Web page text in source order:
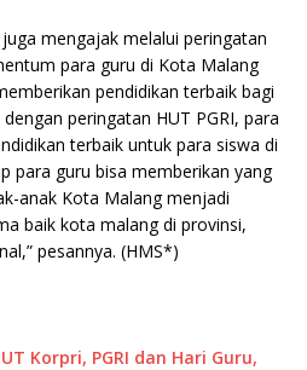
mengajak melalui peringatan
para guru di Kota Malang
pendidikan terbaik bagi
peringatan HUT PGRI, para
terbaik untuk para siswa di
para guru bisa memberikan yang
anak Kota Malang menjadi
baik kota malang di provinsi,
pesannya. (HMS*)
Korpri, PGRI dan Hari Guru,